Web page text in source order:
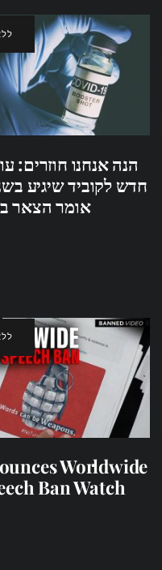
הנה אנחנו חוזרים:
חדש לקוביד שיגיע
אומר הצאר
Worldwide
Ban Watch